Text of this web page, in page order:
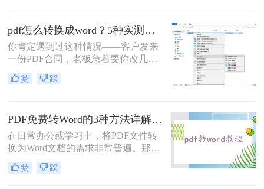
排版错乱、表格移位、字体变样等问
题的核心原则。
pdf怎么转换成word？5种实测方法，从免费到专业全攻略！
你肯定遇到过这种情况——客户发来
一份PDF合同，老板急着要你改几个
字；老师上传的PDF课件，你想复制
一段做笔记；或者自己扫描的纸质文
者，“pdf怎么转换成word”绝对是高频
刚需。
赞 踩
PDF免费转Word的3种方法详解：复制粘贴、在线工具与Word内置转换效果对比！
在日常办公或学习中，将PDF文件转
换为Word文档的需求非常普遍。那么
pdf怎么免费转换成word文档呢？本文
将重点介绍三种免费且无需专业技能
赞 踩